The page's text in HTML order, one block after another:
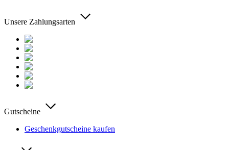
Unsere Zahlungsarten
Gutscheine
Geschenkgutscheine kaufen